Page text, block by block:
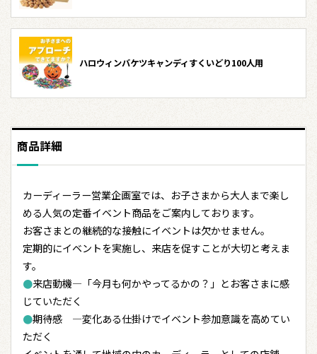
ハロウィンバケツキャンディすくいどり100人用
商品詳細
カーディーラー営業企画室では、お子さまから大人まで楽し
める人気の定番イベント商品をご案内しております。
お客さまとの継続的な接触にイベントは欠かせません。
定期的にイベントを実施し、来店を促すことが大切と考えま
す。
●来店動機―「今月も何かやってるかの？」とお客さまに感
じていただく
●期待感 ―変化ある仕掛けでイベント参加意識を高めてい
ただく